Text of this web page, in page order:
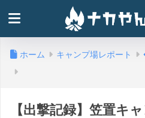
ホーム キャンプ場レポート
【出撃記録】笠置キ